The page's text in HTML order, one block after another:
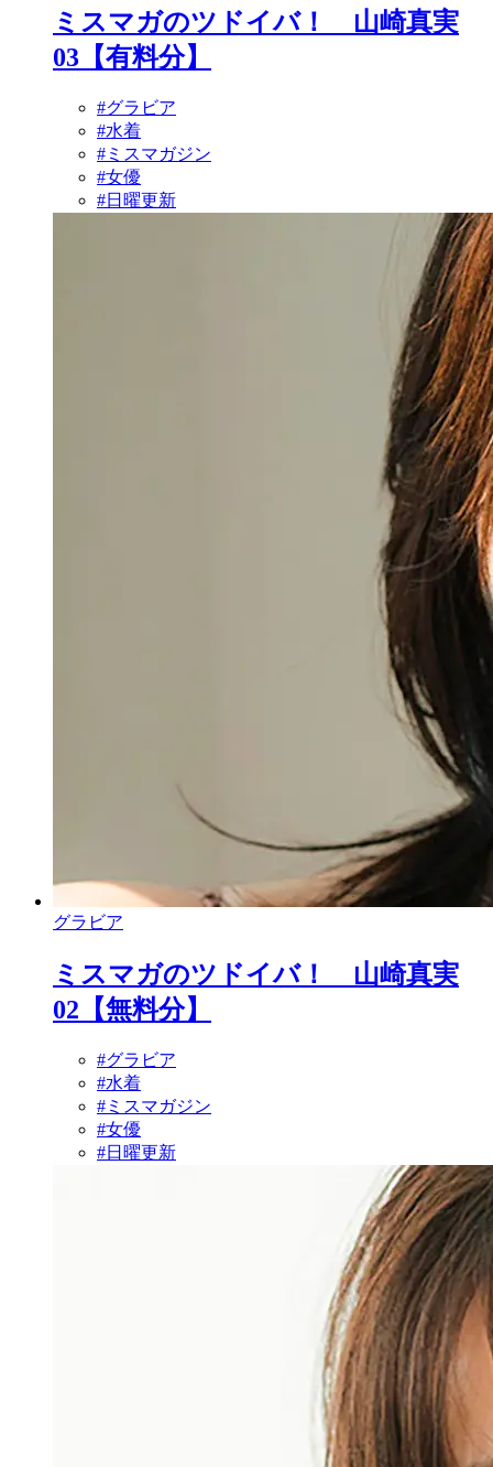
ミスマガのツドイバ！ 山崎真実
03【有料分】
#グラビア
#水着
#ミスマガジン
#女優
#日曜更新
グラビア
ミスマガのツドイバ！ 山崎真実
02【無料分】
#グラビア
#水着
#ミスマガジン
#女優
#日曜更新